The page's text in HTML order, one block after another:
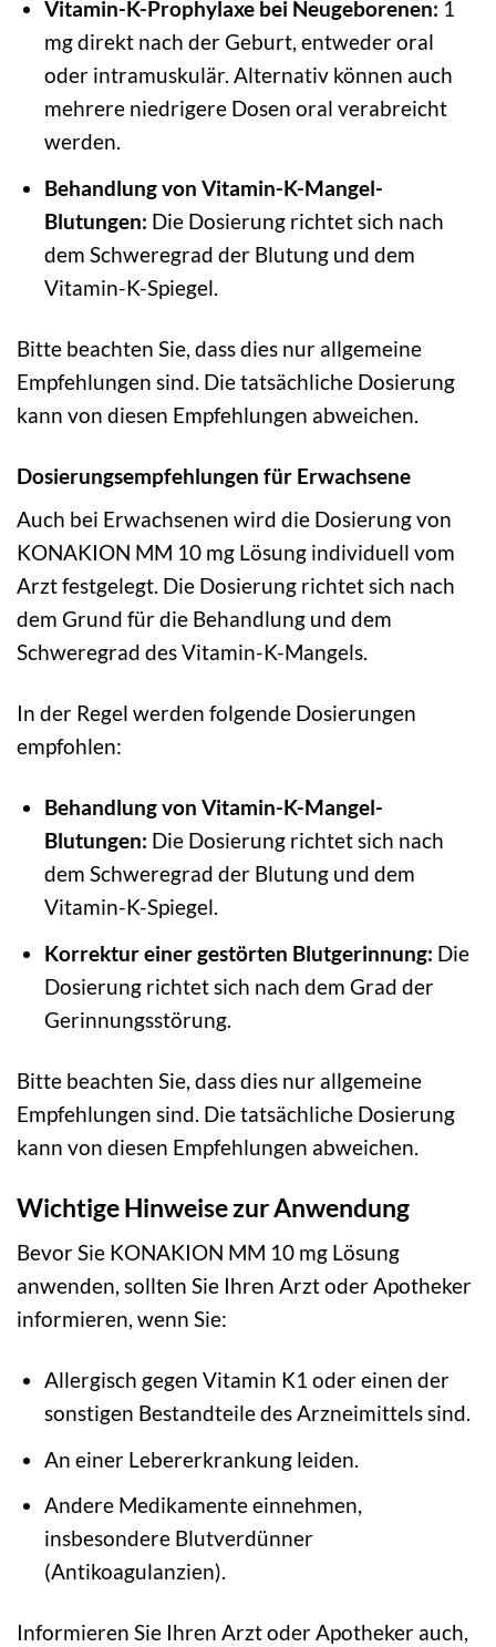
Vitamin-K-Prophylaxe bei Neugeborenen: 1
mg direkt nach der Geburt, entweder oral
oder intramuskulär. Alternativ können auch
mehrere niedrigere Dosen oral verabreicht
werden.
Behandlung von Vitamin-K-Mangel-
Blutungen: Die Dosierung richtet sich nach
dem Schweregrad der Blutung und dem
Vitamin-K-Spiegel.
Bitte beachten Sie, dass dies nur allgemeine
Empfehlungen sind. Die tatsächliche Dosierung
kann von diesen Empfehlungen abweichen.
Dosierungsempfehlungen für Erwachsene
Auch bei Erwachsenen wird die Dosierung von
KONAKION MM 10 mg Lösung individuell vom
Arzt festgelegt. Die Dosierung richtet sich nach
dem Grund für die Behandlung und dem
Schweregrad des Vitamin-K-Mangels.
In der Regel werden folgende Dosierungen
empfohlen:
Behandlung von Vitamin-K-Mangel-
Blutungen: Die Dosierung richtet sich nach
dem Schweregrad der Blutung und dem
Vitamin-K-Spiegel.
Korrektur einer gestörten Blutgerinnung: Die
Dosierung richtet sich nach dem Grad der
Gerinnungsstörung.
Bitte beachten Sie, dass dies nur allgemeine
Empfehlungen sind. Die tatsächliche Dosierung
kann von diesen Empfehlungen abweichen.
Wichtige Hinweise zur Anwendung
Bevor Sie KONAKION MM 10 mg Lösung
anwenden, sollten Sie Ihren Arzt oder Apotheker
informieren, wenn Sie:
Allergisch gegen Vitamin K1 oder einen der
sonstigen Bestandteile des Arzneimittels sind.
An einer Lebererkrankung leiden.
Andere Medikamente einnehmen,
insbesondere Blutverdünner
(Antikoagulanzien).
Informieren Sie Ihren Arzt oder Apotheker auch,